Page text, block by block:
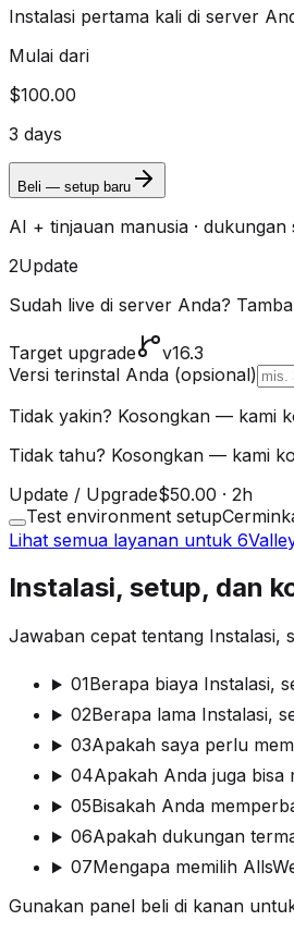
Instalasi pertama kali di server
Mulai dari
$100.00
3 days
Beli — setup baru
AI + tinjauan manusia ·
2Update
Sudah live di server Anda?
Target upgrade
v16.3
Versi terinstal Anda (opsional)
Tidak yakin? Kosongkan — kami
Tidak tahu? Kosongkan — kami
Update / Upgrade$50.00 · 2h
Test environment setup
Lihat semua layanan untuk
Instalasi, setup, dan
Jawaban cepat tentang Instalasi,
01Berapa biaya Instalasi,
02Berapa lama Instalasi,
03Apakah saya perlu
04Apakah Anda juga bisa
05Bisakah Anda
06Apakah dukungan
07Mengapa memilih
Gunakan panel beli di kanan